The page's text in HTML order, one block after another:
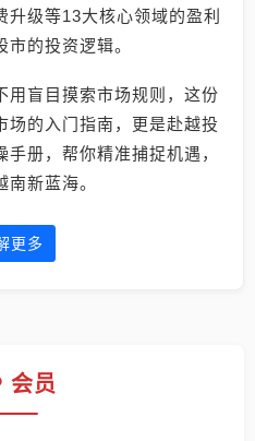
级等13大核心领域的盈利
的投资逻辑。
用盲目摸索市场规则，这份
场的入门指南，更是赴越投
册，帮你精准捕捉机遇，
新蓝海。
更多
会员